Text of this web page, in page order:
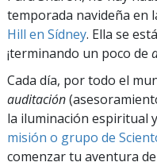
temporada navideña en
Hill en Sídney. Ella se
¡terminando un poco de
Cada día, por todo el
auditación
la iluminación espiritual
misión o grupo de
comenzar tu aventura